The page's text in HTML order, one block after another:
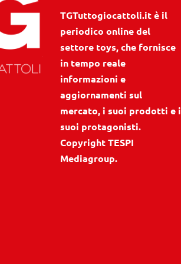
TGTuttogiocattoli.it è il
periodico online del
settore toys, che fornisce
in tempo reale
informazioni e
aggiornamenti sul
mercato, i suoi prodotti e i
suoi protagonisti.
Copyright TESPI
Mediagroup.